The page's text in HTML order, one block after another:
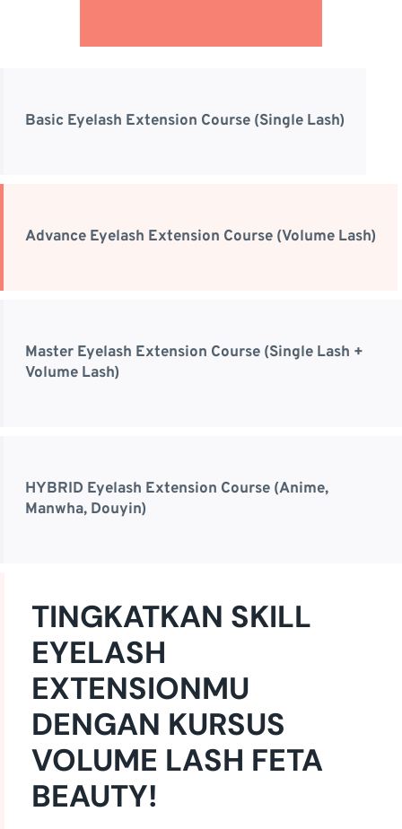
Basic Eyelash Extension Course (Single Lash)
Advance Eyelash Extension Course (Volume Lash)
Master Eyelash Extension Course (Single Lash +
Volume Lash)
HYBRID Eyelash Extension Course (Anime,
Manwha, Douyin)
TINGKATKAN SKILL
EYELASH
EXTENSIONMU
DENGAN KURSUS
VOLUME LASH FETA
BEAUTY!